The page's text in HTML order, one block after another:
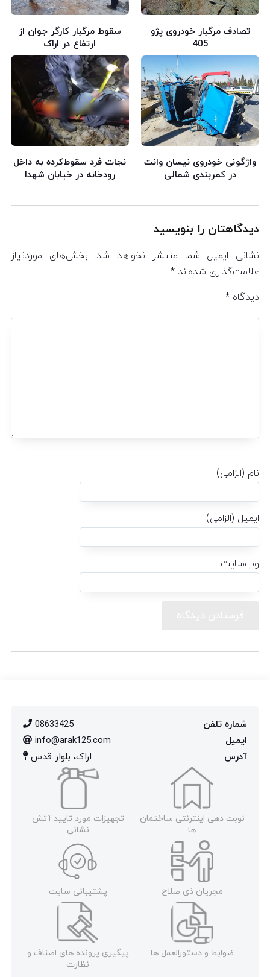
تصادف مرگبار خودروی پژو
405
سقوط مرگبار کارگر جوان از
ارتفاع در اراک
واژگونی خودروی نیسان وانت
در کمربندی شمالی
نجات فرد سقوط‌کرده به داخل
رودخانه در خیابان شهدا
دیدگاهتان را بنویسید
نشانی ایمیل شما منتشر نخواهد شد. بخش‌های موردنیاز
علامت‌گذاری شده‌اند *
دیدگاه *
نام (الزامی)
ایمیل (الزامی)
وب‌سایت
شماره تلفن
08633425
ایمیل
info@arak125.com
آدرس
اراک، بلوار قدس
نوبت دهی اینترنتی ساختمان
ها
تجهیزات مورد تایید آتش
نشانی
مجریان ذی صلاح پشتیبانی سایت
ضوابط و دستورالعمل ها
پیگیری پرونده های اصناف و
نظارت